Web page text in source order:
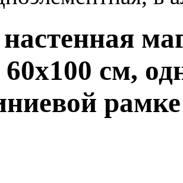
60х100 см,
рамке